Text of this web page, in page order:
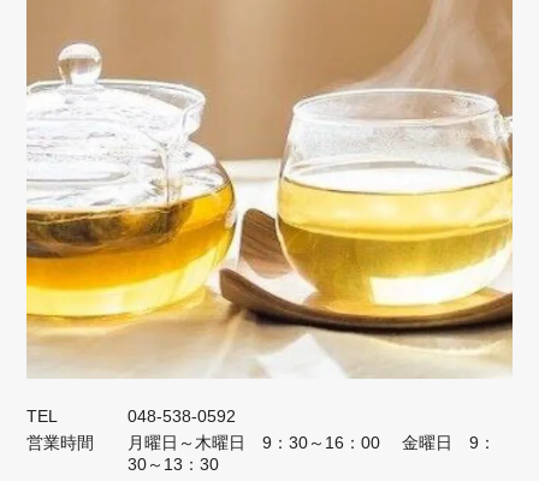
TEL
048-538-0592
営業時間
月曜日～木曜日 9：30～16：00 金曜日 9：
30～13：30